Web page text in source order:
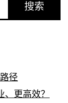
搜索
径
更高效？